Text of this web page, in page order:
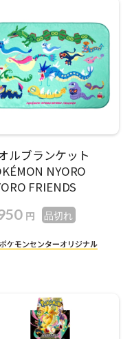
ルブランケット
NYORO
FRIENDS
円 品切れ